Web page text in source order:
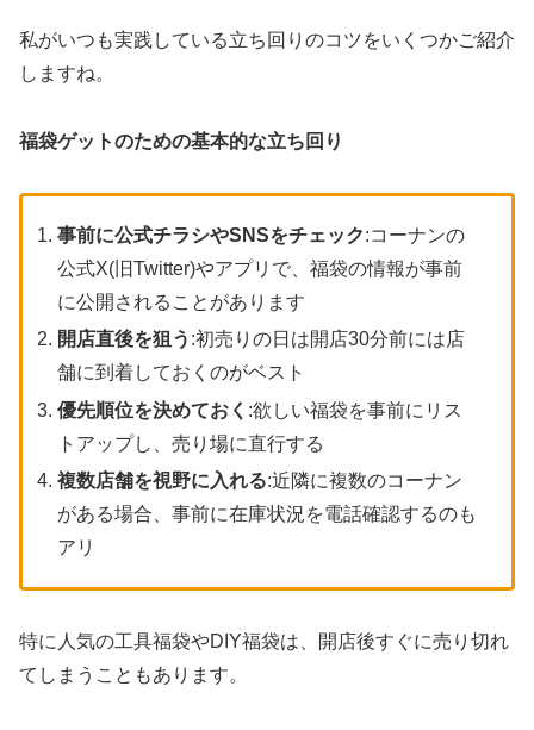
私がいつも実践している立ち回りのコツをいくつかご紹介
しますね。
福袋ゲットのための基本的な立ち回り
事前に公式チラシやSNSをチェック:コーナンの
公式X(旧Twitter)やアプリで、福袋の情報が事前
に公開されることがあります
開店直後を狙う :初売りの日は開店30分前には店
舗に到着しておくのがベスト
優先順位を決めておく :欲しい福袋を事前にリス
トアップし、売り場に直行する
複数店舗を視野に入れる:近隣に複数のコーナン
がある場合、事前に在庫状況を電話確認するのも
アリ
特に人気の工具福袋やDIY福袋は、開店後すぐに売り切れ
てしまうこともあります。